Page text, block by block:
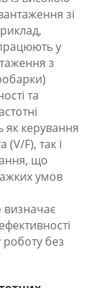
зі
у
з
та
як керування
F), так і
що
умов
без